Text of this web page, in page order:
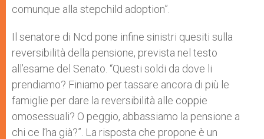
comunque alla stepchild adoption”.
Il senatore di Ncd pone infine sinistri quesiti sulla
reversibilità della pensione, prevista nel testo
all’esame del Senato. “Questi soldi da dove li
prendiamo? Finiamo per tassare ancora di più le
famiglie per dare la reversibilità alle coppie
omosessuali? O peggio, abbassiamo la pensione a
chi ce l’ha già?”. La risposta che propone è un